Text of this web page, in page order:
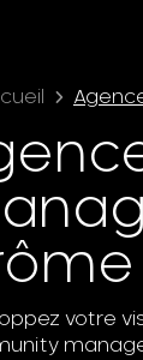
votre